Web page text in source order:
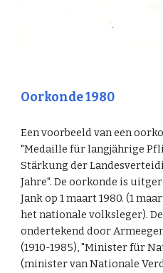
Oorkonde 1980
Een voorbeeld van een
"Medaille für langjährige
Stärkung der
Jahre". De oorkonde is
Jank op 1 maart 1980. (1
het nationale volksleger).
ondertekend door
(1910-1985), "Minister für
(minister van Nationale